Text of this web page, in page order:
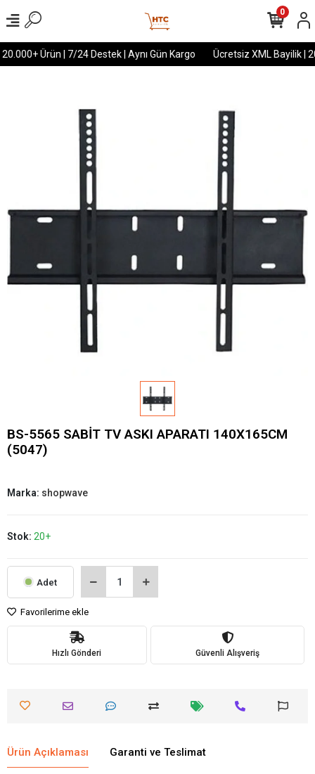
Ürün | 7/24 Destek | Aynı Gün Kargo Ücretsiz XML Bayilik |
0
BS-5565 SABİT TV ASKI APARATI 140X165CM
(5047)
Marka: shopwave
Stok: 20+
Adet
Favorilerime ekle
Hızlı Gönderi Güvenli Alışveriş
Ürün Açıklaması Garanti ve Teslimat